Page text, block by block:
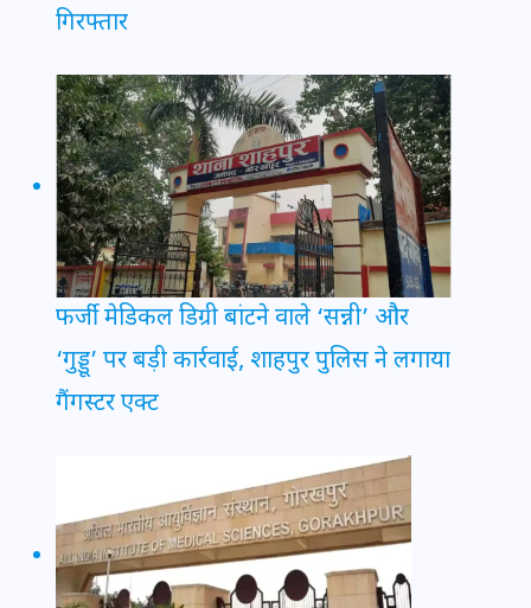
गिरफ्तार
फर्जी मेडिकल डिग्री बांटने वाले ‘सन्नी’ और
‘गुड्डू’ पर बड़ी कार्रवाई, शाहपुर पुलिस ने लगाया
गैंगस्टर एक्ट